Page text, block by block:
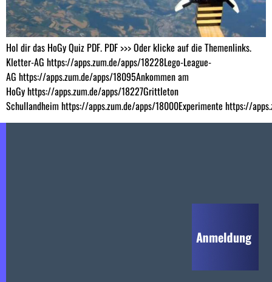
Hol dir das HoGy Quiz PDF. PDF >>> Oder klicke auf die Themenlinks.
Kletter-AG https://apps.zum.de/apps/18228Lego-League-
AG https://apps.zum.de/apps/18095Ankommen am
HoGy https://apps.zum.de/apps/18227Grittleton
Schullandheim https://apps.zum.de/apps/18000Experimente https://